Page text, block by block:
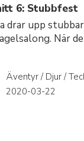
6: Stubbfest
drar upp
När
Äventyr / Djur /
2020-03-22